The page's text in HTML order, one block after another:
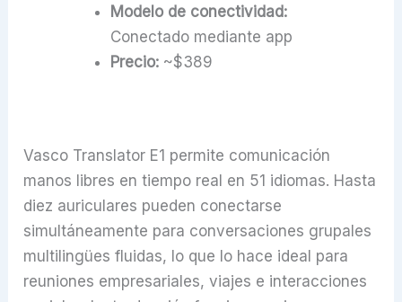
Modelo de conectividad:
Conectado mediante app
Precio:~$389
Vasco Translator E1 permite comunicación
manos libres en tiempo real en 51 idiomas. Hasta
diez auriculares pueden conectarse
simultáneamente para conversaciones grupales
multilingües fluidas, lo que lo hace ideal para
reuniones empresariales, viajes e interacciones